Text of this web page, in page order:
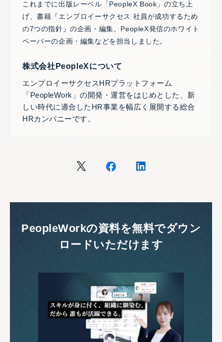
これまでに出版レーベル「PeopleX Book」の立ち上
げ、書籍『エンプロイーサクセス 社員が成功するため
の7つの指針』の企画・編集、PeopleX発信のホワイト
ペーパーの企画・編集などを担当しました。
株式会社PeopleXについて
エンプロイーサクセスHRプラットフォーム
「PeopleWork」の開発・運営をはじめとした、新
しい時代に適合したHR事業を幅広く展開する総合
HRカンパニーです。
PeopleWorkの資料を無料でダウン
ロードいただけます